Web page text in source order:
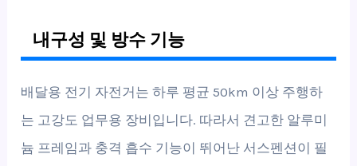
내구성 및 방수 기능
배달용 전기 자전거는 하루 평균 50km 이상 주행하
는 고강도 업무용 장비입니다. 따라서 견고한 알루미
늄 프레임과 충격 흡수 기능이 뛰어난 서스펜션이 필